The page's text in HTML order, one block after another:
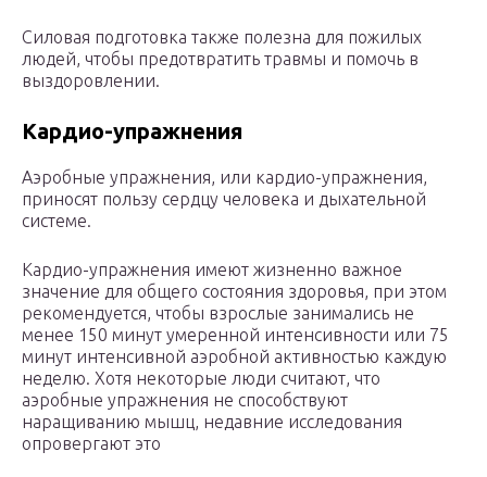
Силовая подготовка также полезна для пожилых
людей, чтобы предотвратить травмы и помочь в
выздоровлении.
Кардио-упражнения
Аэробные упражнения, или кардио-упражнения,
приносят пользу сердцу человека и дыхательной
системе.
Кардио-упражнения имеют жизненно важное
значение для общего состояния здоровья, при этом
рекомендуется, чтобы взрослые занимались не
менее 150 минут умеренной интенсивности или 75
минут интенсивной аэробной активностью каждую
неделю. Хотя некоторые люди считают, что
аэробные упражнения не способствуют
наращиванию мышц, недавние исследования
опровергают это